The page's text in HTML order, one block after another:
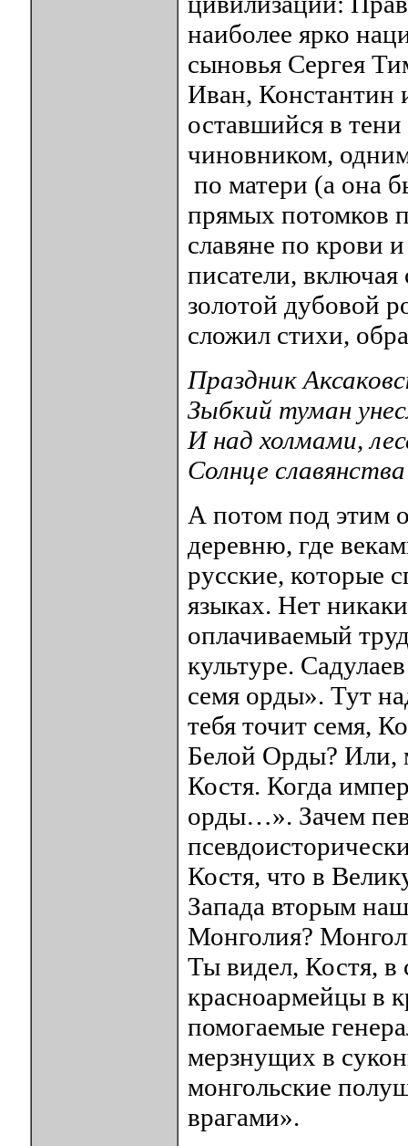
наиболее ярко
сыновья Сергея
Иван, Константин
оставшийся в
чиновником,
по матери (а она
прямых потомков
славяне по крови
писатели,
золотой дубовой
сложил стихи,
Праздник
Зыбкий туман
И над холмами,
Солнце
А потом под этим
деревню, где
русские, которые
языках. Нет
оплачиваемый
культуре.
семя орды». Тут
тебя точит семя,
Белой Орды? Или,
Костя. Когда
орды…». Зачем
Костя, что в
Запада вторым
Монголия?
Ты видел, Костя, в
красноармейцы в
помогаемые
мерзнущих в
монгольские
врагами».